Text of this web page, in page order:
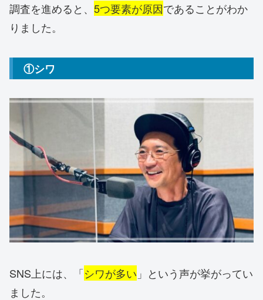
調査を進めると、 5つ要素が原因であることがわか
りました。
①シワ
SNS上には、「シワが多い 」という声が挙がってい
ました。